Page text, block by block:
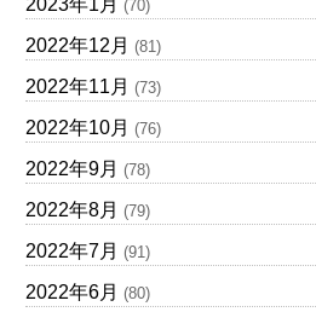
2023年1月 (70)
2022年12月 (81)
2022年11月 (73)
2022年10月 (76)
2022年9月 (78)
2022年8月 (79)
2022年7月 (91)
2022年6月 (80)